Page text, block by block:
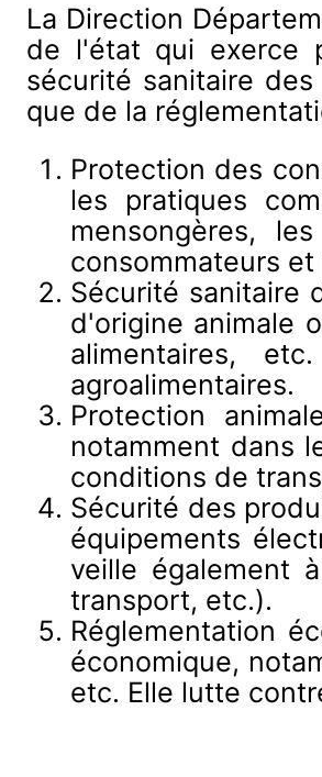
La Direction
de l'état qui exerce
sécurité sanitaire
que de la
Protection des
les pratiques
mensongères,
consommateurs
Sécurité sanitaire
d'origine animale
alimentaires,
agroalimentaires.
Protection
notamment dans
conditions de
Sécurité des
équipements
veille également
transport, etc.).
Réglementation
économique,
etc. Elle lutte